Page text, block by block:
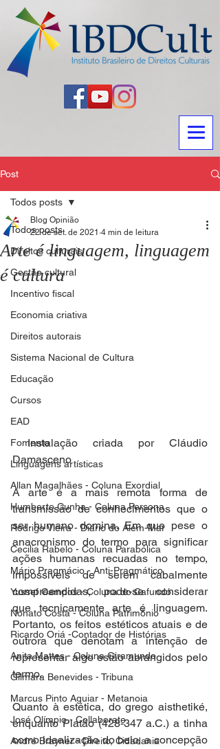
Post
Todos posts
Direitos culturais
Gestão cultural
Incentivo fiscal
Economia criativa
Direitos autorais
Sistema Nacional de Cultura
Educação
Cursos
EAD
Fomento
Linguagens artísticas
Allan Magalhães - Coluna Exordial
Humberto Cunha - Coluna Persona
Rodrigo Vieira - Diário do Além-Mar
Cecilia Rabelo - Coluna Parabólica
Mário Pragmácio - Anti-Pragmático
Yussef Campos - Coluna do Cafundó
Nonato Costa - Coluna Patrimônio
Ricardo Oriá -Contador de Histórias
Anita Mattes - Coluna Giramundo
Gilmara Benevides - Tribuna
Marcus Pinto Aguiar - Metanoia
José Olímpio - Collaborate
André Brayner - Direito, Cidadania
Todos posts
Arte é linguagem, linguagem
é cultura
Blog Opinião
22 de set. de 2021 4 min de leitura
Instalação criada por Cláudio
Damasceno
A arte é a mais remota forma de
transmissão de conhecimentos que o
ser humano domina. Em que pese o
anacronismo do termo para significar
ações humanas recuadas no tempo,
impossíveis de serem cabalmente
compreendidas, pode-se considerar
que tecnicamente arte é linguagem.
Portanto, os feitos estéticos atuais e de
outrora que denotam a intenção de
representar algo estão abrangidos pelo
termo.
Quanto à estética, do grego aisthetiké,
enquanto Platão (428-347 a.C.) a tinha
como idealização do belo, a concepção